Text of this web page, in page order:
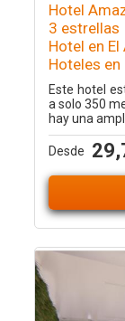
Hotel
3 estrellas
Hotel en El
Hoteles
Este hotel
a solo 350
hay una
Desde